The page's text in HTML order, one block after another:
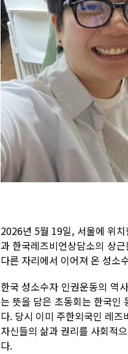
2026년 5월 19일, 서울에 위
과 한국레즈비언상담소의 상
다른 자리에서 이어져 온 성소
한국 성소수자 인권운동의 역
는 뜻을 담은 초동회는 한국인
다. 당시 이미 주한외국인 레
자신들의 삶과 권리를 사회적
다.